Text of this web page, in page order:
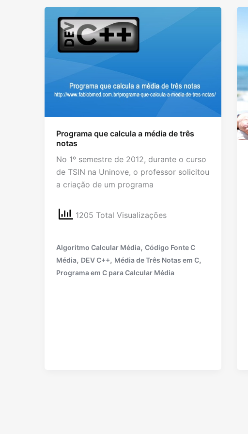
Programa que calcula a média de três
notas
No 1º semestre de 2012, durante o curso
de TSIN na Uninove, o professor solicitou
a criação de um programa
1205 Total Visualizações
Algoritmo Calcular Média, Código Fonte C
Média, DEV C++, Média de Três Notas em C,
Programa em C para Calcular Média